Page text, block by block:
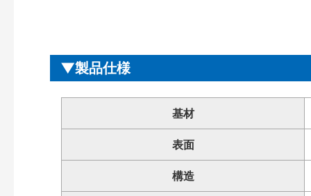
製品仕様
基材
表面
構造